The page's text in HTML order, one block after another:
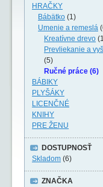
HRAČKY
Bábätko (1)
Umenie a remeslá
Kreatívne drevo
Prevliekanie a
(5)
Ručné práce (6)
BÁBIKY
PLYŠÁKY
LICENČNÉ
KNIHY
PRE ŽENU
DOSTUPNOSŤ
Skladom (6)
ZNAČKA